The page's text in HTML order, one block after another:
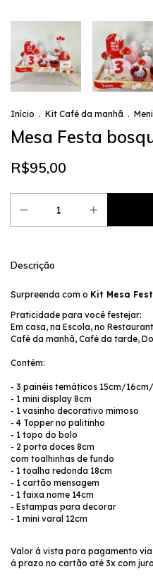
Início . Kit Café da manhã .
Mesa Festa
R$95,00
Descrição
Surpreenda com o Kit Mesa
Praticidade para você festejar:
Em casa, na Escola, no
Café da manhã, Café da tarde,
Contém:
- 3 painéis temáticos 15cm/
- 1 mini display 8cm
- 1 vasinho decorativo mimoso
- 4 Topper no palitinho
- 1 topo do bolo
- 2 porta doces 8cm
com toalhinhas de fundo
- 1 toalha redonda 18cm
- 1 cartão mensagem
- 1 faixa nome 14cm
- Estampas para decorar
- 1 mini varal 12cm
Valor á vista para pagamento
á prazo no cartão até 3x com